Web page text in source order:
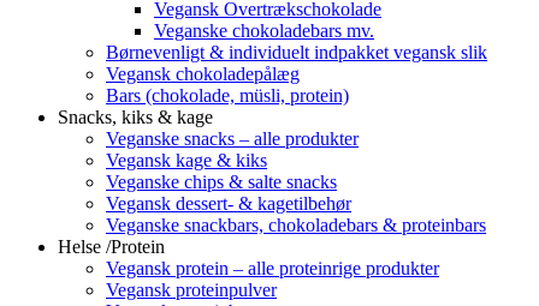
Vegansk Overtrækschokolade
Veganske chokoladebars mv.
Børnevenligt & individuelt indpakket vegansk slik
Vegansk chokoladepålæg
Bars (chokolade, müsli, protein)
Snacks, kiks & kage
Veganske snacks – alle produkter
Vegansk kage & kiks
Veganske chips & salte snacks
Vegansk dessert- & kagetilbehør
Veganske snackbars, chokoladebars & proteinbars
Helse /Protein
Vegansk protein – alle proteinrige produkter
Vegansk proteinpulver